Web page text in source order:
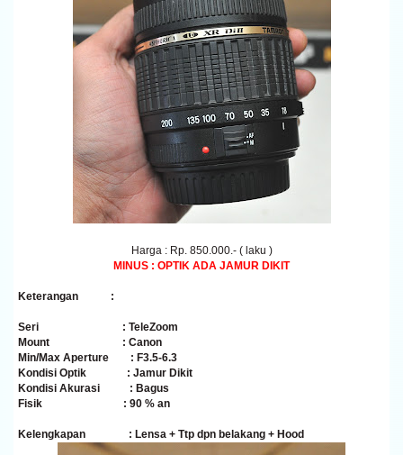
Harga : Rp. 850.000.- ( laku )
MINUS : OPTIK ADA JAMUR DIKIT
Keterangan :
Seri
: TeleZoom
Mount
: Canon
Min/Max Aperture
: F3.5-6.3
Kondisi Optik
: Jamur Dikit
Kondisi Akurasi
: Bagus
Fisik
: 90 % an
Kelengkapan : Lensa + Ttp dpn belakang + Hood